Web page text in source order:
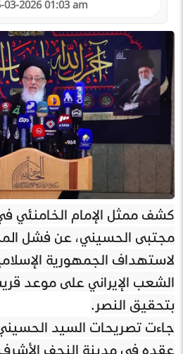
03-2026 01:03 am
كشف ممثل الإمام الخامنئي
مجتبى الحسيني، عن فشل
لاستهداف الجمهورية
الشعب الإيراني على موعد
بتحقيق النصر.
جاءت تصريحات السيد
عقده في مدينة النجف